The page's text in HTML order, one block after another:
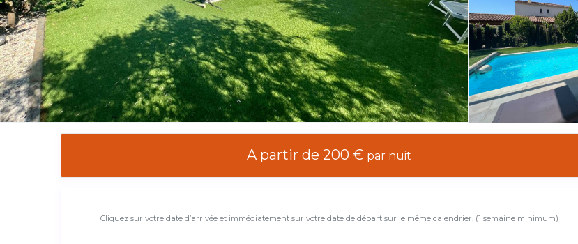
A partir de 200 € par nuit
Cliquez sur votre date d’arrivée et immédiatement sur votre date de départ sur le même calendrier. (1 semaine minimum)